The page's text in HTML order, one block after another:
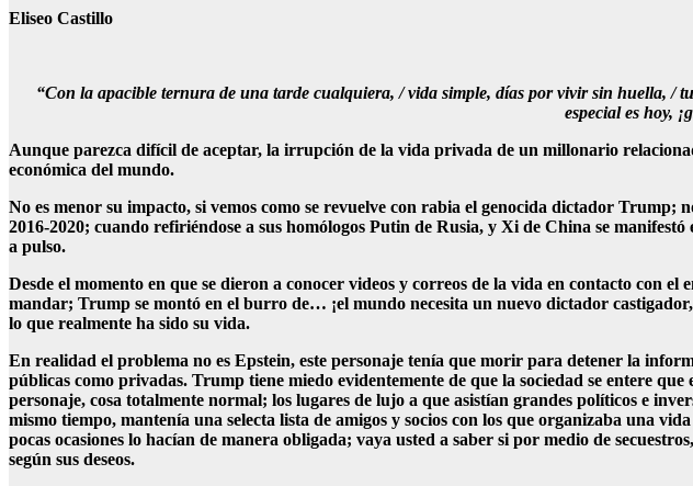
Eliseo Castillo
“Con la apacible ternura de una tarde cualquiera, / vida simple, días por vivir sin huella, /
especial es hoy,
Aunque parezca difícil de aceptar, la irrupción de la vida privada de un millonario
económica del mundo.
No es menor su impacto, si vemos como se revuelve con rabia el genocida dictador
2016-2020; cuando refiriéndose a sus homólogos Putin de Rusia, y Xi de China se
a pulso.
Desde el momento en que se dieron a conocer videos y correos de la vida en contacto con
mandar; Trump se montó en el burro de… ¡el mundo necesita un nuevo dictador
lo que realmente ha sido su vida.
En realidad el problema no es Epstein, este personaje tenía que morir para detener la
públicas como privadas. Trump tiene miedo evidentemente de que la sociedad se entere
personaje, cosa totalmente normal; los lugares de lujo a que asistían grandes políticos e
mismo tiempo, mantenía una selecta lista de amigos y socios con los que organizaba una
pocas ocasiones lo hacían de manera obligada; vaya usted a saber si por medio de
según sus deseos.